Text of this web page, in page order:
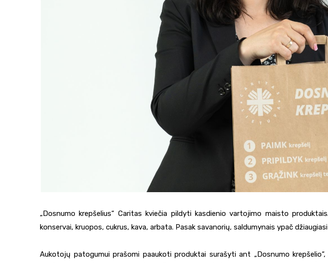
„Dosnumo krepšelius“ Caritas kviečia pildyti kasdienio vartojimo maisto
konservai, kruopos, cukrus, kava, arbata. Pasak savanorių, saldumynais ypač
Aukotojų patogumui prašomi paaukoti produktai surašyti ant „Dosnumo